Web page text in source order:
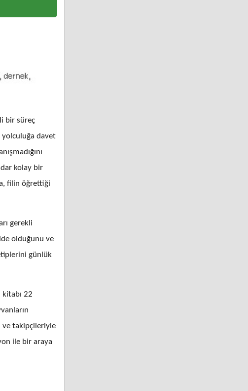
bir süreç
davet
kolay bir
filin öğrettiği
gerekli
olduğunu ve
günlük
kitabı 22
ve takipçileriyle
ile bir araya